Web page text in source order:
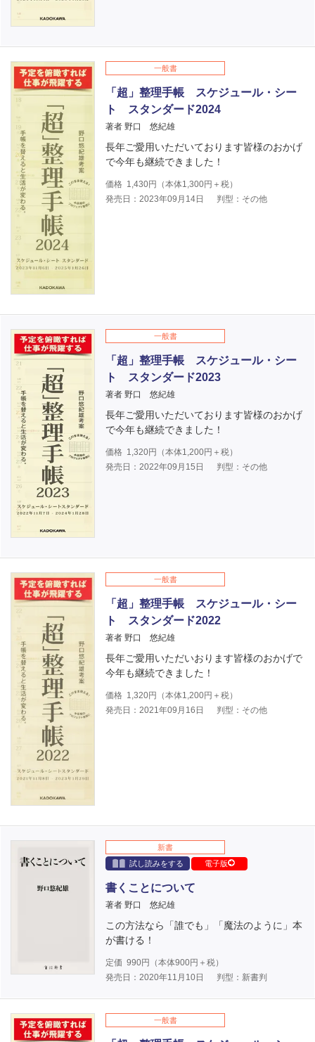
一般書
「超」整理手帳 スケジュール・シー
ト スタンダード2024
著者 野口 悠紀雄
長年ご愛用いただいております皆様のおかげ
で今年も継続できました！
価格 1,430円（本体1,300円＋税）
発売日：2023年09月14日
判型：その他
一般書
「超」整理手帳 スケジュール・シー
ト スタンダード2023
著者 野口 悠紀雄
長年ご愛用いただいております皆様のおかげ
で今年も継続できました！
価格 1,320円（本体1,200円＋税）
発売日：2022年09月15日
判型：その他
一般書
「超」整理手帳 スケジュール・シー
ト スタンダード2022
著者 野口 悠紀雄
長年ご愛用いただいおります皆様のおかげで
今年も継続できました！
価格 1,320円（本体1,200円＋税）
発売日：2021年09月16日
判型：その他
新書
試し読みをする
電子版
書くことについて
著者 野口 悠紀雄
この方法なら「誰でも」「魔法のように」本
が書ける！
定価 990円（本体900円＋税）
発売日：2020年11月10日
判型：新書判
一般書